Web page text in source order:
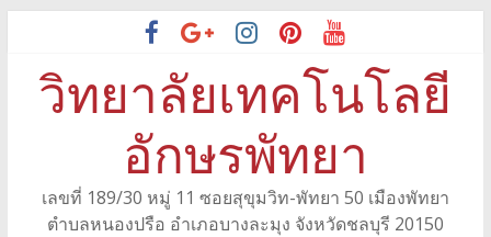
contentวิทยาลัยเทคโนโลยี
อักษรพัทยา
เลขที่ 189/30 หมู่ 11 ซอยสุขุมวิท-พัทยา 50 เมืองพัทยา
ตำบลหนองปรือ อำเภอบางละมุง จังหวัดชลบุรี 20150